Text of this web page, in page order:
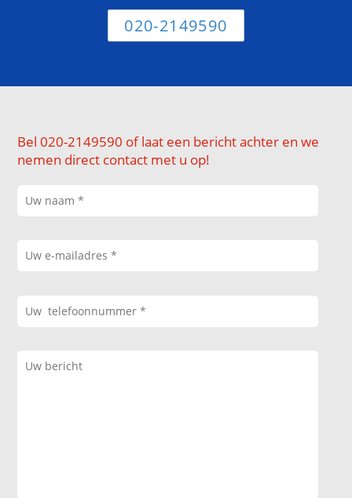
020-2149590
Bel 020-2149590 of laat een bericht achter en we
nemen direct contact met u op!